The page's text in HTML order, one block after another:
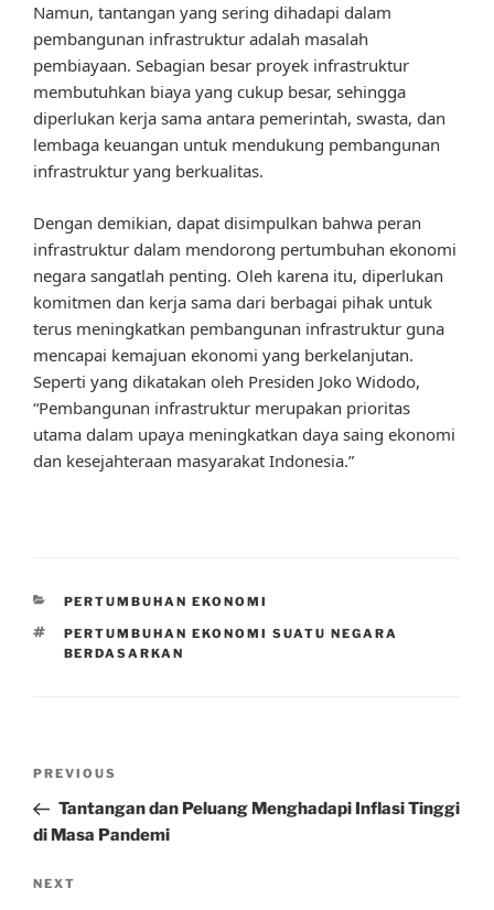
Namun, tantangan yang sering dihadapi dalam
pembangunan infrastruktur adalah masalah
pembiayaan. Sebagian besar proyek infrastruktur
membutuhkan biaya yang cukup besar, sehingga
diperlukan kerja sama antara pemerintah, swasta, dan
lembaga keuangan untuk mendukung pembangunan
infrastruktur yang berkualitas.
Dengan demikian, dapat disimpulkan bahwa peran
infrastruktur dalam mendorong pertumbuhan ekonomi
negara sangatlah penting. Oleh karena itu, diperlukan
komitmen dan kerja sama dari berbagai pihak untuk
terus meningkatkan pembangunan infrastruktur guna
mencapai kemajuan ekonomi yang berkelanjutan.
Seperti yang dikatakan oleh Presiden Joko Widodo,
“Pembangunan infrastruktur merupakan prioritas
utama dalam upaya meningkatkan daya saing ekonomi
dan kesejahteraan masyarakat Indonesia.”
CATEGORIES
PERTUMBUHAN EKONOMI
TAGS
PERTUMBUHAN EKONOMI SUATU NEGARA
BERDASARKAN
Previous
Post
PREVIOUS
Tantangan dan Peluang Menghadapi Inflasi Tinggi
di Masa Pandemi
Next
NEXT